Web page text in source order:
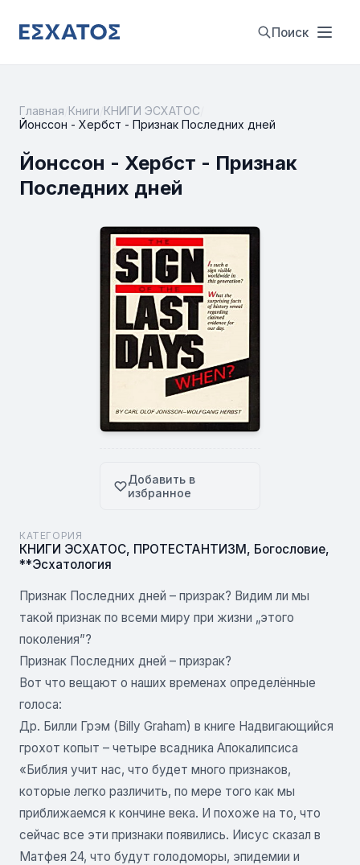
Поиск
Главная Книги КНИГИ ЭСХАТОС
Йонссон - Хербст - Признак Последних дней
Йонссон - Хербст - Признак
Последних дней
Добавить в
избранное
КАТЕГОРИЯ
КНИГИ ЭСХАТОС, ПРОТЕСТАНТИЗМ, Богословие,
**Эсхатология
Признак Последних дней – призрак? Видим ли мы
такой признак по всеми миру при жизни „этого
поколения”?
Признак Последних дней – призрак?
Вот что вещают о наших временах определённые
голоса:
Др. Билли Грэм (Billy Graham) в книге Надвигающийся
грохот копыт – четыре всадника Апокалипсиса
«Библия учит нас, что будет много признаков,
которые легко различить, по мере того как мы
приближаемся к кончине века. И похоже на то, что
сейчас все эти признаки появились. Иисус сказал в
Матфея 24, что будут голодоморы, эпидемии и